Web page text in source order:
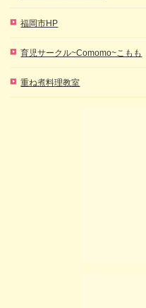
福岡市HP
育児サークル~Comomo~こもも
重ね煮料理教室